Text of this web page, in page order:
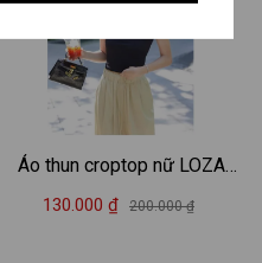
Áo thun croptop nữ LOZA
'Happiness' dáng ôm body -
130.000 ₫ 200.000 ₫